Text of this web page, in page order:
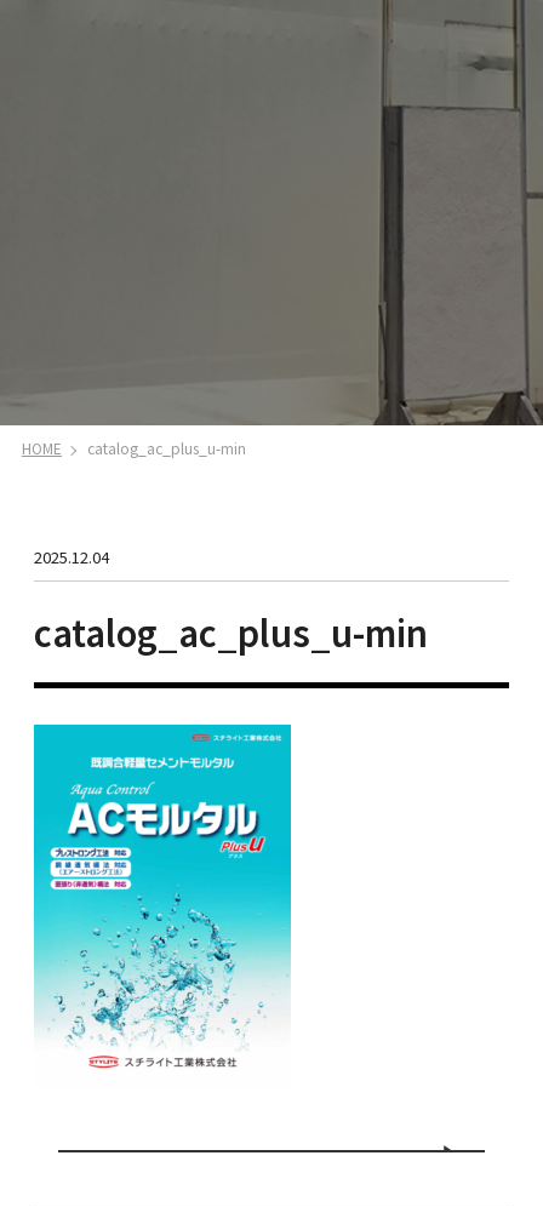
HOME catalog_ac_plus_u-min
2025.12.04
catalog_ac_plus_u-min